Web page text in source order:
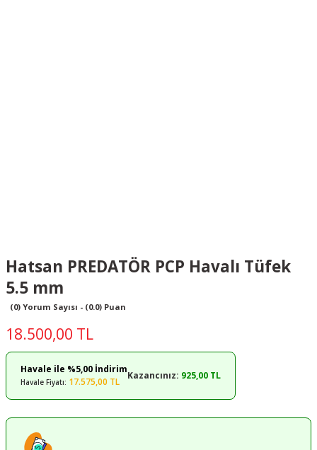
Hatsan PREDATÖR PCP Havalı Tüfek
5.5 mm
(0) Yorum Sayısı - (0.0) Puan
18.500,00 TL
Havale ile %5,00 İndirim
Havale Fiyatı: 17.575,00 TL
Kazancınız: 925,00 TL